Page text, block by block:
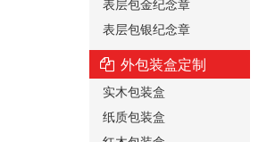
表层包银纪念章
外包装盒定制
实木包装盒
纸质包装盒